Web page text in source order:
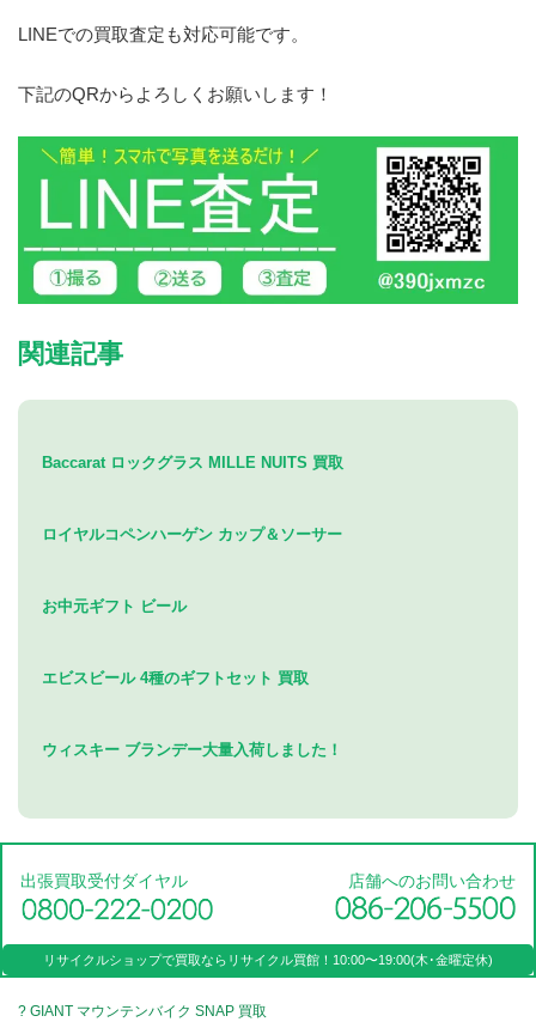
LINEでの買取査定も対応可能です。
下記のQRからよろしくお願いします！
関連記事
Baccarat ロックグラス MILLE NUITS 買取
ロイヤルコペンハーゲン カップ＆ソーサー
お中元ギフト ビール
エビスビール 4種のギフトセット 買取
ウィスキー ブランデー大量入荷しました！
出張買取受付ダイヤル 店舗へのお問い合わせ
リサイクルショップで買取なら リサイクル買館！ 10:00〜19:00(木･金曜定休)
? GIANT マウンテンバイク SNAP 買取